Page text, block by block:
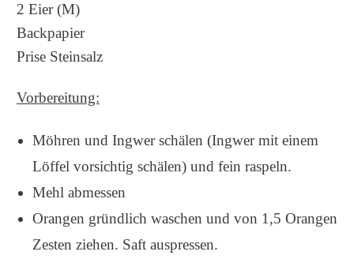
2 Eier (M)
Backpapier
Prise Steinsalz
Vorbereitung:
Möhren und Ingwer schälen (Ingwer mit einem
Löffel vorsichtig schälen) und fein raspeln.
Mehl abmessen
Orangen gründlich waschen und von 1,5 Orangen
Zesten ziehen. Saft auspressen.